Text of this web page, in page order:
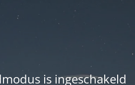
is ingeschakeld